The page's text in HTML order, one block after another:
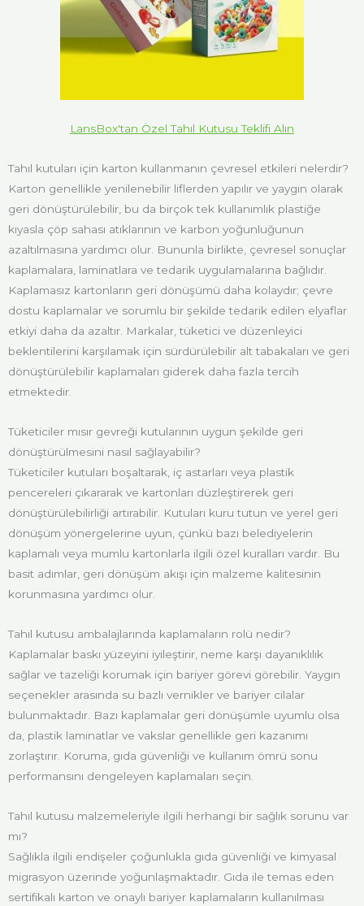
LansBox'tan Özel Tahıl Kutusu Teklifi Alın
Tahıl kutuları için karton kullanmanın çevresel etkileri nelerdir?
Karton genellikle yenilenebilir liflerden yapılır ve yaygın olarak
geri dönüştürülebilir, bu da birçok tek kullanımlık plastiğe
kıyasla çöp sahası atıklarının ve karbon yoğunluğunun
azaltılmasına yardımcı olur. Bununla birlikte, çevresel sonuçlar
kaplamalara, laminatlara ve tedarik uygulamalarına bağlıdır.
Kaplamasız kartonların geri dönüşümü daha kolaydır; çevre
dostu kaplamalar ve sorumlu bir şekilde tedarik edilen elyaflar
etkiyi daha da azaltır. Markalar, tüketici ve düzenleyici
beklentilerini karşılamak için sürdürülebilir alt tabakaları ve geri
dönüştürülebilir kaplamaları giderek daha fazla tercih
etmektedir.
Tüketiciler mısır gevreği kutularının uygun şekilde geri
dönüştürülmesini nasıl sağlayabilir?
Tüketiciler kutuları boşaltarak, iç astarları veya plastik
pencereleri çıkararak ve kartonları düzleştirerek geri
dönüştürülebilirliği artırabilir. Kutuları kuru tutun ve yerel geri
dönüşüm yönergelerine uyun, çünkü bazı belediyelerin
kaplamalı veya mumlu kartonlarla ilgili özel kuralları vardır. Bu
basit adımlar, geri dönüşüm akışı için malzeme kalitesinin
korunmasına yardımcı olur.
Tahıl kutusu ambalajlarında kaplamaların rolü nedir?
Kaplamalar baskı yüzeyini iyileştirir, neme karşı dayanıklılık
sağlar ve tazeliği korumak için bariyer görevi görebilir. Yaygın
seçenekler arasında su bazlı vernikler ve bariyer cilalar
bulunmaktadır. Bazı kaplamalar geri dönüşümle uyumlu olsa
da, plastik laminatlar ve vakslar genellikle geri kazanımı
zorlaştırır. Koruma, gıda güvenliği ve kullanım ömrü sonu
performansını dengeleyen kaplamaları seçin.
Tahıl kutusu malzemeleriyle ilgili herhangi bir sağlık sorunu var
mı?
Sağlıkla ilgili endişeler çoğunlukla gıda güvenliği ve kimyasal
migrasyon üzerinde yoğunlaşmaktadır. Gıda ile temas eden
sertifikalı karton ve onaylı bariyer kaplamaların kullanılması